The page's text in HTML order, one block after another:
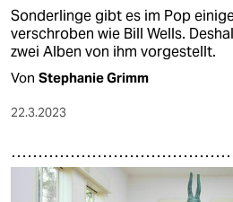
Sonderlinge gibt es im Pop
verschroben wie Bill Wells.
zwei Alben von ihm vorgestellt.
Von Stephanie Grimm
22.3.2023